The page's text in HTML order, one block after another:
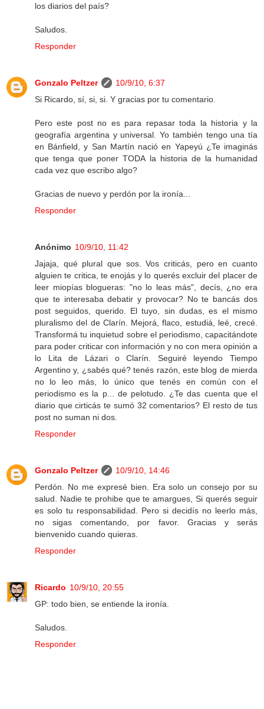
los diarios del país?
Saludos.
Responder
Gonzalo Peltzer
10/9/10, 6:37
Si Ricardo, sí, si, si. Y gracias por tu comentario.
Pero este post no es para repasar toda la historia y la
geografía argentina y universal. Yo también tengo una tía
en Bánfield, y San Martín nació en Yapeyú ¿Te imaginás
que tenga que poner TODA la historia de la humanidad
cada vez que escribo algo?
Gracias de nuevo y perdón por la ironía...
Responder
Anónimo 10/9/10, 11:42
Jajaja, qué plural que sos. Vos criticás, pero en cuanto
alguien te critica, te enojás y lo querés excluir del placer de
leer miopías blogueras: "no lo leas más", decís, ¿no era
que te interesaba debatir y provocar? No te bancás dos
post seguidos, querido. El tuyo, sin dudas, es el mismo
pluralismo del de Clarín. Mejorá, flaco, estudiá, leé, crecé.
Transformá tu inquietud sobre el periodismo, capacitándote
para poder criticar con información y no con mera opinión a
lo Lita de Lázari o Clarín. Seguiré leyendo Tiempo
Argentino y, ¿sabés qué? tenés razón, este blog de mierda
no lo leo más, lo único que tenés en común con el
periodismo es la p... de pelotudo. ¿Te das cuenta que el
diario que cirticás te sumó 32 comentarios? El resto de tus
post no suman ni dos.
Responder
Gonzalo Peltzer
10/9/10, 14:46
Perdón. No me expresé bien. Era solo un consejo por su
salud. Nadie te prohibe que te amargues, Si querés seguir
es solo tu responsabilidad. Pero si decidís no leerlo más,
no sigas comentando, por favor. Gracias y serás
bienvenido cuando quieras.
Responder
Ricardo 10/9/10, 20:55
GP: todo bien, se entiende la ironía.
Saludos.
Responder